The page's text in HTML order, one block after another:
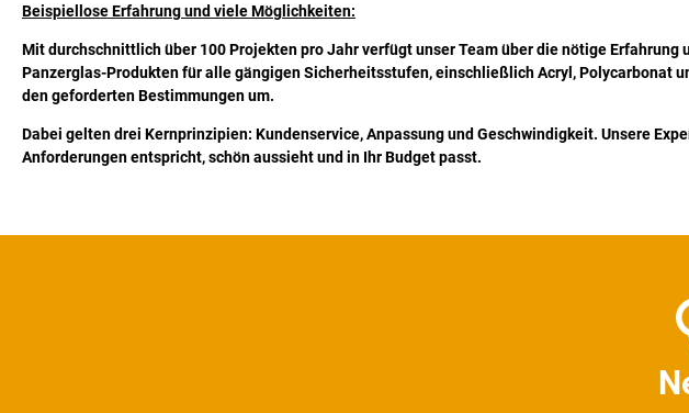
Beispiellose Erfahrung und viele Möglichkeiten:
Mit durchschnittlich über 100 Projekten pro Jahr verfügt unser Team über die nötige
Panzerglas-Produkten für alle gängigen Sicherheitsstufen, einschließlich Acryl, Polycarbonat
den geforderten Bestimmungen um.
Dabei gelten drei Kernprinzipien: Kundenservice, Anpassung und Geschwindigkeit. Unsere
Anforderungen entspricht, schön aussieht und in Ihr Budget passt.